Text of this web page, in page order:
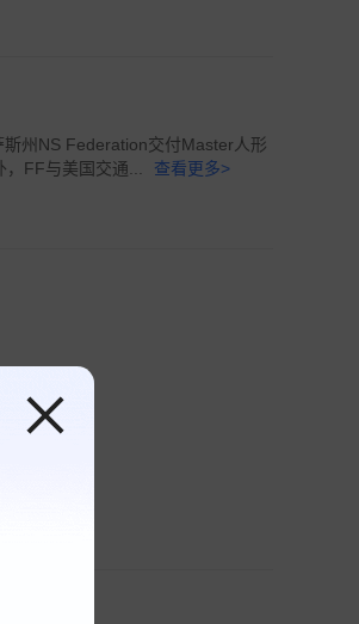
州NS Federation交付Master人形
，FF与美国交通...
查看更多>